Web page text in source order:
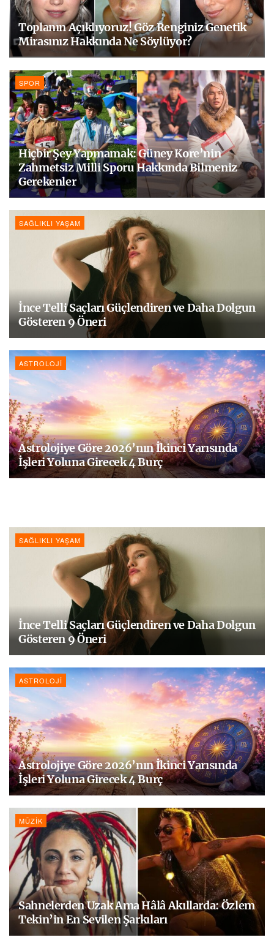
Toplanın Açıklıyoruz! Göz Renginiz Genetik
Mirasınız Hakkında Ne Söylüyor?
SPOR
Hiçbir Şey Yapmamak: Güney Kore’nin
Zahmetsiz Milli Sporu Hakkında Bilmeniz
Gerekenler
SAĞLIKLI YAŞAM
İnce Telli Saçları Güçlendiren ve Daha Dolgun
Gösteren 9 Öneri
ASTROLOJI
Astrolojiye Göre 2026’nın İkinci Yarısında
İşleri Yoluna Girecek 4 Burç
SAĞLIKLI YAŞAM
İnce Telli Saçları Güçlendiren ve Daha Dolgun
Gösteren 9 Öneri
ASTROLOJI
Astrolojiye Göre 2026’nın İkinci Yarısında
İşleri Yoluna Girecek 4 Burç
MÜZIK
Sahnelerden Uzak Ama Hâlâ Akıllarda: Özlem
Tekin’in En Sevilen Şarkıları